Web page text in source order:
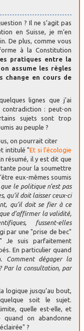
? Il ne s’agit pas
en Suisse, je m’en
De plus, comme vous
à la Constitution
pratiques entre la
assume les règles
change en cours de
lignes que j’ai
: peut-on
sujets sont trop
au peuple ?
on pourrait citer
intitulé "Et si l’écologie
résumé, il y est dit que
pour la soumettre
eux-mêmes soumis
le politique n’est pas
qu’il doit laisser ceux-ci
qu’il doit se fier à ce
d’affirmer la validité,
fussent-elles
par une "prise de bec"
" Je suis parfaitement
En particulier quand
Comment dégager la
Par la consultation, par
logique jusqu’au bout,
soit le sujet.
quelle est-elle, et
quand on abandonne
?